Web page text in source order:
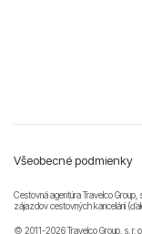
Všeobecné podmienky
Cestovná agentúra Travelco
zájazdov cestovných kancelárii
© 2011-2026 Travelco Group, s. r.